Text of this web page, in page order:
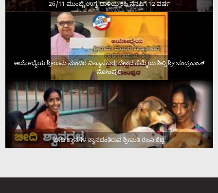
26/11 ಮುಂಬೈ ಉಗ್ರ ದಾಳಿಯ ಕಹಿ ನೆನಪಿಗೆ 12 ವರ್ಷ
ಅಯೋಧ್ಯೆಯ ಶ್ರೀರಾಮ ಮಂದಿರ ವಿನ್ಯಾಸಕಾರ, ದೇಶದ ಹೆಮ್ಮೆಯ ಶಿಲ್ಪಿ ಶ್ರೀ ಚಂದ್ರಕಾಂತ್‌
ಸೋಂಪುರ
ಬೀದಿ ಶ್ವಾನಗಳ ಶ್ವಾಸದಂತಿರುವ ಶ್ರೀಮತಿ ರಜನಿ ಶೆಟ್ಟಿ